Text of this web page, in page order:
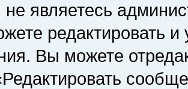
являетесь
редактировать и
Вы можете